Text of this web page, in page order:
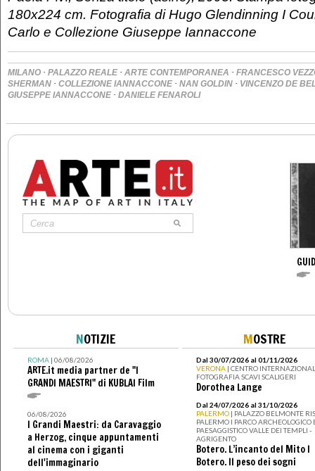
180x224 cm. Fotografia di Hugo Glendinning I
Carlo e Collezione Giuseppe Iannaccone
MILANO · PALAZZO REALE · ARTE CONTEMPORANEA · FRANCESCO
SHERMAN · COLLEZIONE IANNACCONE · NAN GOLDIN · VINCENZO DE
GIUSEPPE IANNACCONE · DANIELE FENAROLI
NOTIZIE
ROMA| 06/08/2026
ARTE.it media partner de "I
GRANDI MAESTRI" di KUBLAI Film
06/08/2026
I Grandi Maestri: da Caravaggio
a Herzog, cinque appuntamenti
al cinema con i giganti
dell'immaginario
MOSTRE
Dal 30/07/2026 al 01/11/2026
VERONA | CENTRO
FOTOGRAFIA SCAVI SCALIGERI
Dorothea Lange
Dal 24/07/2026 al 31/10/2026
PALERMO | PALAZZO BELMONTE
PALERMO I PARCO ARCHEOLOGICO
PAESAGGISTICO VALLE DEI TEMPLI -
AGRIGENTO
Botero. L’incanto del Mito I
Botero. Il peso dei sogni